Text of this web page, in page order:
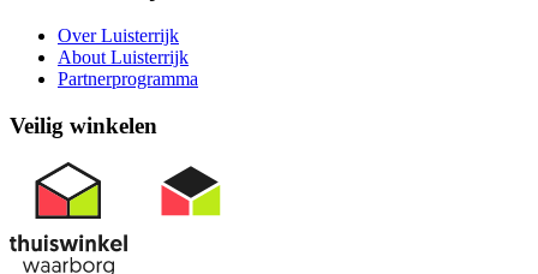
Over Luisterrijk
About Luisterrijk
Partnerprogramma
Veilig winkelen